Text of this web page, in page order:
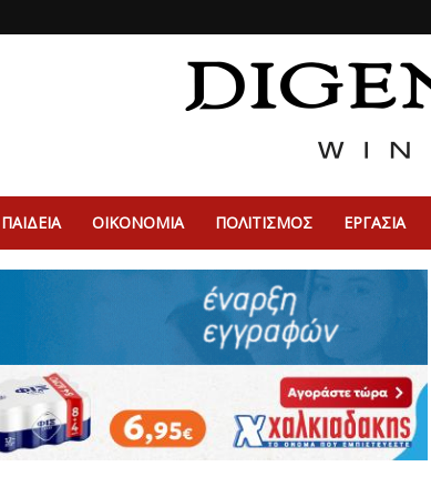
ΠΑΙΔΕΙΑ ΟΙΚΟΝΟΜΙΑ ΠΟΛΙΤΙΣΜΌΣ ΕΡΓΑΣΙΑ